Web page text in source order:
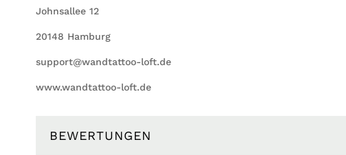
Johnsallee 12
20148 Hamburg
support@wandtattoo-loft.de
www.wandtattoo-loft.de
BEWERTUNGEN